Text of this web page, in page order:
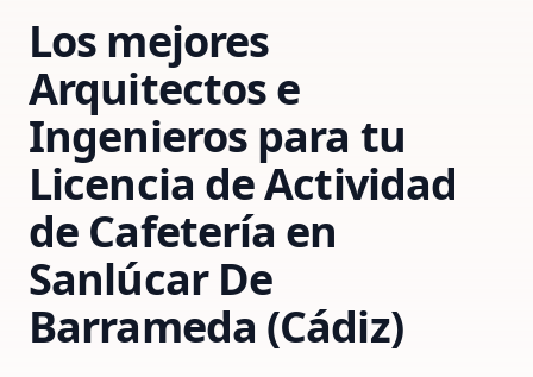
Los mejores
Arquitectos e
Ingenieros para tu
Licencia de Actividad
de Cafetería en
Sanlúcar De
Barrameda (Cádiz)